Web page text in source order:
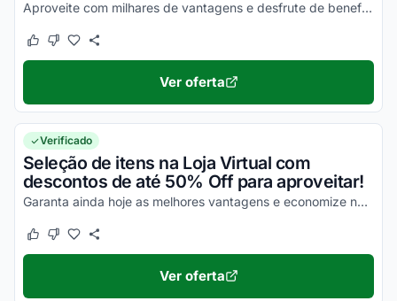
Aproveite com milhares de vantagens e desfrute de benefícios incríveis na sua compra!
Este cupom funcionou
Este cupom não funcionou
Ver oferta
Verificado
Seleção de itens na Loja Virtual com
descontos de até 50% Off para aproveitar!
Garanta ainda hoje as melhores vantagens e economize nas suas compras de uma forma simples!
Este cupom funcionou
Este cupom não funcionou
Ver oferta